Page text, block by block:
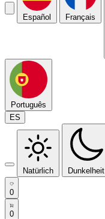
Español Français
Português
ES
Natürlich Dunkelheit
0
0